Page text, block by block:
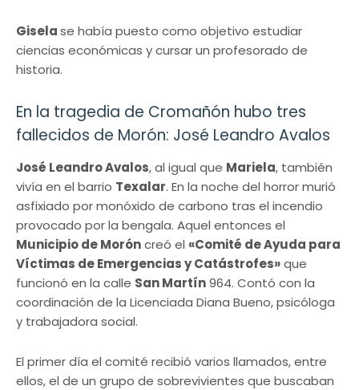
Giselase había puesto como objetivo estudiar
ciencias económicas y cursar un profesorado de
historia.
En la tragedia de Cromañón hubo tres
fallecidos de Morón: José Leandro Avalos
José Leandro Avalos, al igual que Mariela, también
vivía en el barrio Texalar. En la noche del horror murió
asfixiado por monóxido de carbono tras el incendio
provocado por la bengala. Aquel entonces el
Municipio de Moróncreó el «Comité de Ayuda para
Víctimas de Emergencias y Catástrofes»que
funcionó en la calle San Martín964. Contó con la
coordinación de la Licenciada Diana Bueno, psicóloga
y trabajadora social.
El primer día el comité recibió varios llamados, entre
ellos, el de un grupo de sobrevivientes que buscaban